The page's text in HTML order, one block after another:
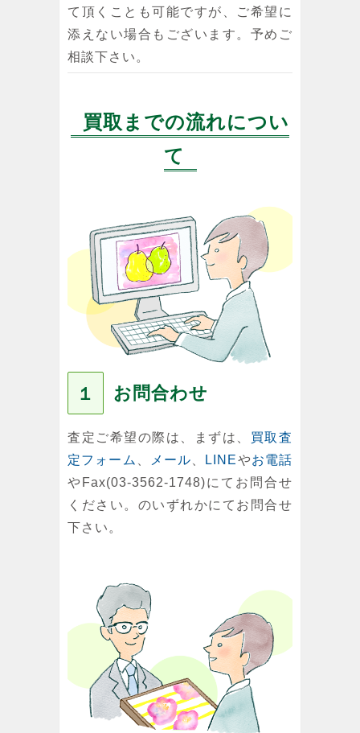
て頂くことも可能ですが、ご希望に
添えない場合もございます。予めご
相談下さい。
買取までの流れについ
て
１ お問合わせ
査定ご希望の際は、まずは、 買取査
定フォーム
メール LINEやお電話
やFax(03-3562-1748)にてお問合せ
ください。のいずれかにてお問合せ
下さい。